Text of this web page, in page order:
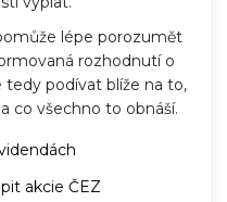
lépe porozumět
rozhodnutí o
tedy podívat blíže na to,
co všechno to obnáší.
akcie ČEZ